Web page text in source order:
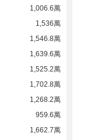
1,006.6萬
1,536萬
1,546.8萬
1,639.6萬
1,525.2萬
1,702.8萬
1,268.2萬
959.6萬
1,662.7萬